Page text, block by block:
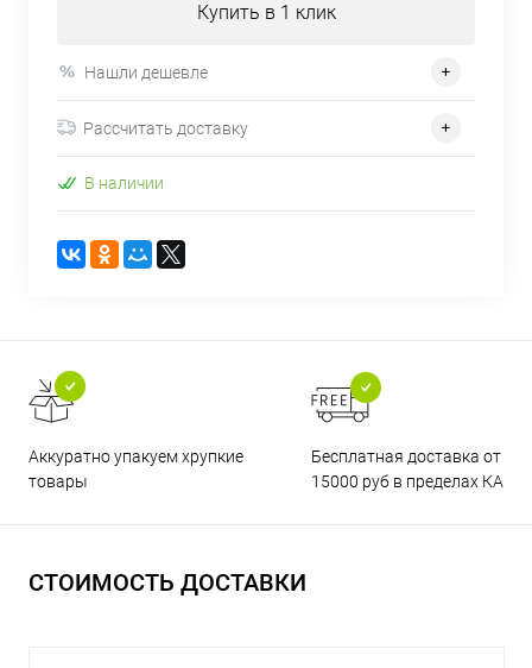
Купить в 1 клик
Нашли дешевле
Рассчитать доставку
В наличии
Аккуратно упакуем хрупкие
товары
Бесплатная доставка от
15000 руб в пределах КАД
СТОИМОСТЬ ДОСТАВКИ